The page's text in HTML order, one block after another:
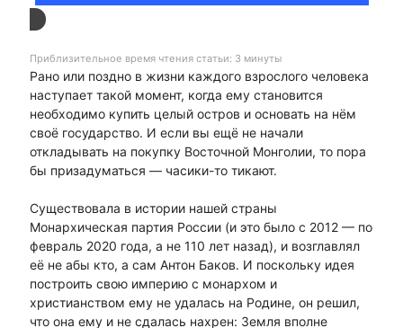
Приблизительное время чтения статьи: 3 минуты
Рано или поздно в жизни каждого взрослого человека
наступает такой момент, когда ему становится
необходимо купить целый остров и основать на нём
своё государство. И если вы ещё не начали
откладывать на покупку Восточной Монголии, то пора
бы призадуматься — часики-то тикают.
Существовала в истории нашей страны
Монархическая партия России (и это было с 2012 — по
февраль 2020 года, а не 110 лет назад), и возглавлял
её не абы кто, а сам Антон Баков. И поскольку идея
построить свою империю с монархом и
христианством ему не удалась на Родине, он решил,
что она ему и не сдалась нахрен: Земля вполне